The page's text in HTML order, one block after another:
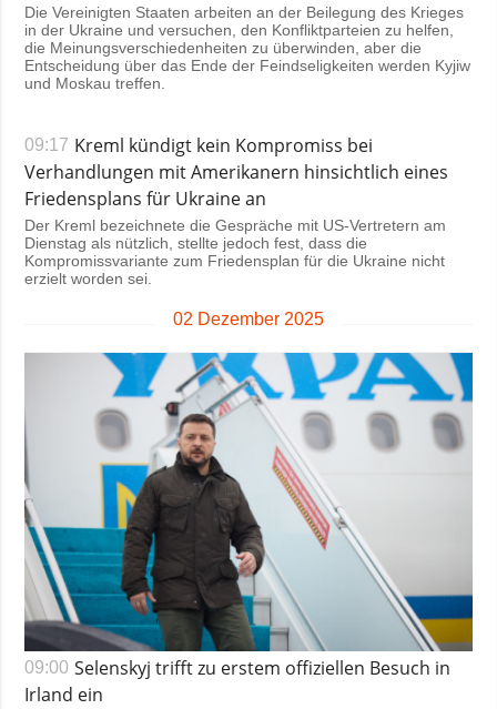
Die Vereinigten Staaten arbeiten an der Beilegung des Krieges
in der Ukraine und versuchen, den Konfliktparteien zu helfen,
die Meinungsverschiedenheiten zu überwinden, aber die
Entscheidung über das Ende der Feindseligkeiten werden Kyjiw
und Moskau treffen.
09:17 Kreml kündigt kein Kompromiss bei
Verhandlungen mit Amerikanern hinsichtlich eines
Friedensplans für Ukraine an
Der Kreml bezeichnete die Gespräche mit US-Vertretern am
Dienstag als nützlich, stellte jedoch fest, dass die
Kompromissvariante zum Friedensplan für die Ukraine nicht
erzielt worden sei.
02 Dezember 2025
09:00 Selenskyj trifft zu erstem offiziellen Besuch in
Irland ein